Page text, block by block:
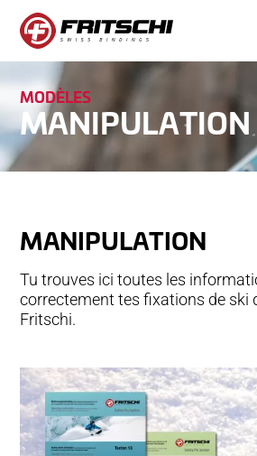
FIXATIONS
TECTON
VIPEC EVO
SCOUT
MANIPULATION
STORIES
DE NOUS
MODÈLES
MANIPULATION
MANIPULATION
Tu trouves ici toutes les
correctement tes fixations de ski
Fritschi.